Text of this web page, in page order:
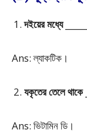
দইয়ের মধ্যে
Ans: ল্যাকটিক।
যকৃতের তেলে থাকে
Ans: ভিটামিন ডি।